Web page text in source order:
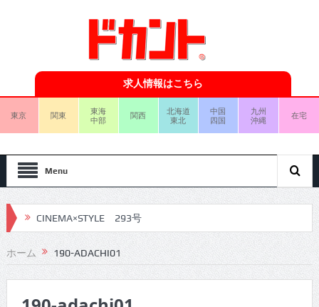
求人情報はこちら
東京 関東
東海
中部
関西
北海道
東北
中国
四国
九州
沖縄
在宅
Menu
CINEMA×STYLE 293号
CINEMA×STYLE 292号
CINEMA×STYLE 291号
CINEMA×STYLE 290号
ホーム 190-ADACHI01